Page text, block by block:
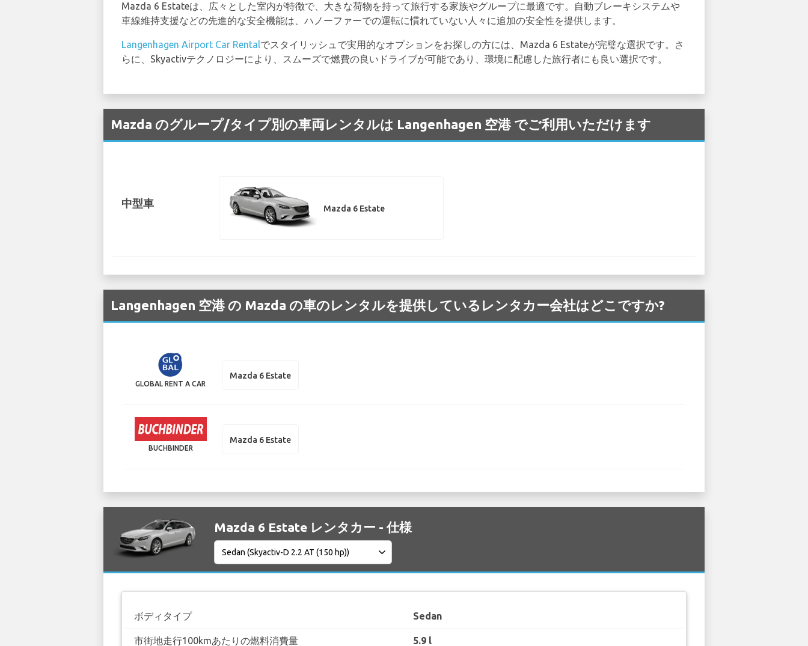
Mazda 6 Estateは、広々とした室内が特徴で、大きな荷物を持って旅行する家族やグループに最適です。自動ブレーキシステムや
車線維持支援などの先進的な安全機能は、ハノーファーでの運転に慣れていない人々に追加の安全性を提供します。
Langenhagen Airport Car Rentalでスタイリッシュで実用的なオプションをお探しの方には、Mazda 6 Estateが完璧な選択です。さ
らに、Skyactivテクノロジーにより、スムーズで燃費の良いドライブが可能であり、環境に配慮した旅行者にも良い選択です。
Mazda のグループ/タイプ別の車両レンタルは Langenhagen 空港 でご利用いただけます
中型車 Mazda 6 Estate
Langenhagen 空港 の Mazda の車のレンタルを提供しているレンタカー会社はどこですか?
GLOBAL RENT A CAR
Mazda 6 Estate
BUCHBINDER
Mazda 6 Estate
Mazda 6 Estate レンタカー - 仕様
ボディタイプ Sedan
市街地走行100kmあたりの燃料消費量 5.9 l